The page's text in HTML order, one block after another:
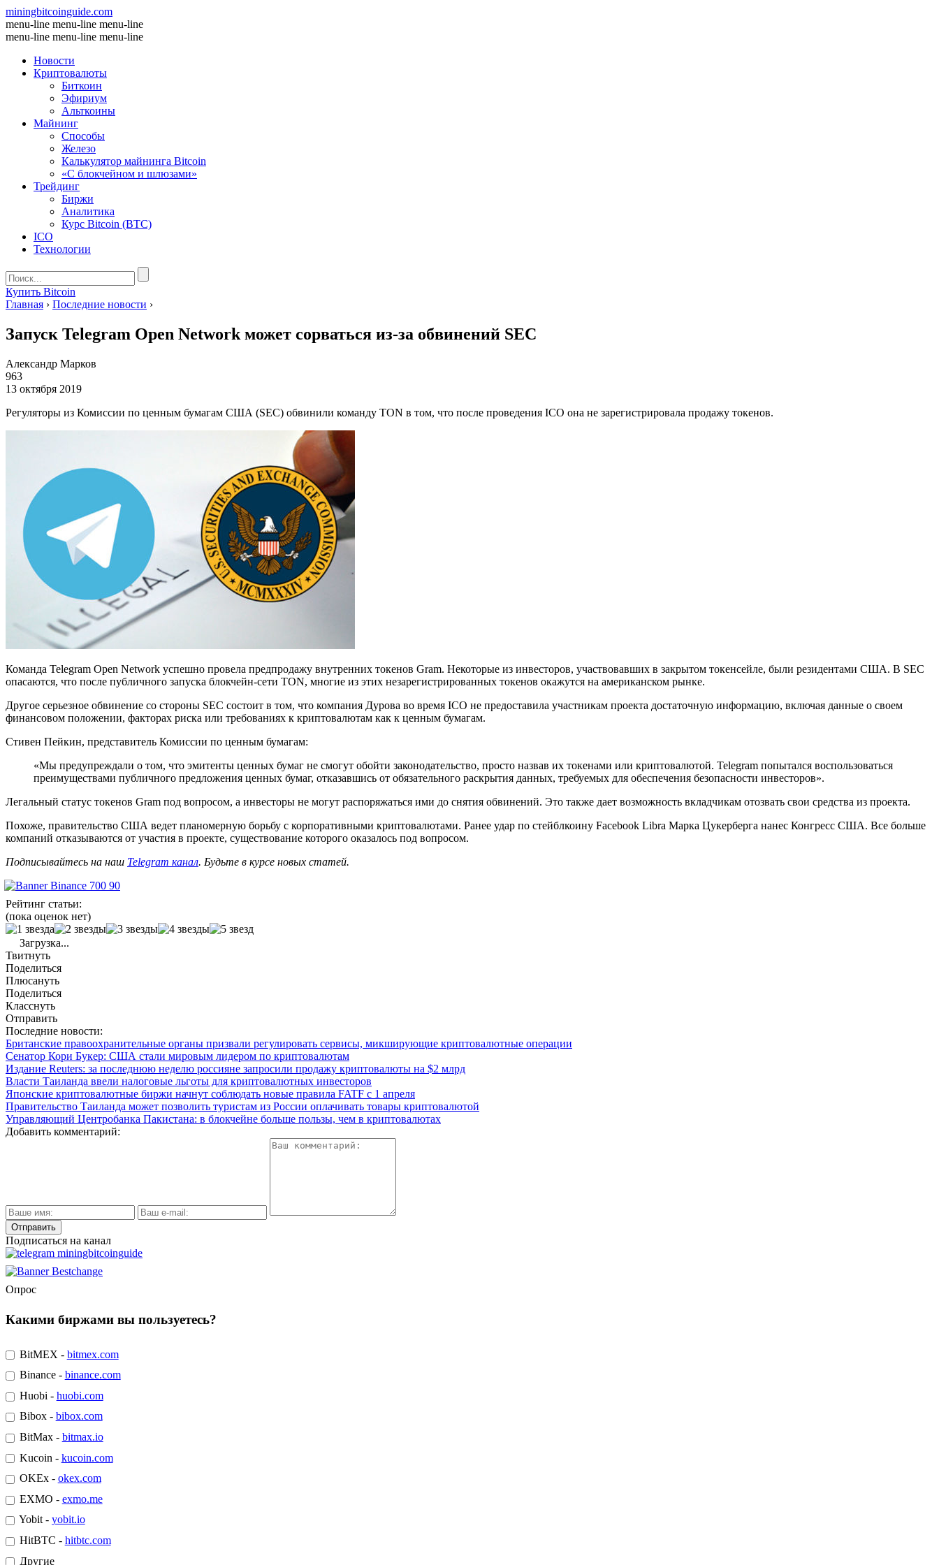
miningbitcoinguide.com
menu-line menu-line menu-line
menu-line menu-line menu-line
Новости
Криптовалюты
Биткоин
Эфириум
Альткоины
Майнинг
Способы
Железо
Калькулятор майнинга Bitcoin
«С блокчейном и шлюзами»
Трейдинг
Биржи
Аналитика
Курс Bitcoin (BTC)
ICO
Технологии
Купить Bitcoin
Главная › Последние новости ›
Запуск Telegram Open Network может сорваться из-за обвинений SEC
Александр Марков
963
13 октября 2019
Регуляторы из Комиссии по ценным бумагам США (SEC) обвинили команду TON в том, что после проведения ICO она не зарегистрировала продажу токенов.
Команда Telegram Open Network успешно провела предпродажу внутренних токенов Gram. Некоторые из инвесторов, участвовавших в закрытом токенсейле, были резидентами США. В SEC
опасаются, что после публичного запуска блокчейн-сети TON, многие из этих незарегистрированных токенов окажутся на американском рынке.
Другое серьезное обвинение со стороны SEC состоит в том, что компания Дурова во время ICO не предоставила участникам проекта достаточную информацию, включая данные о своем
финансовом положении, факторах риска или требованиях к криптовалютам как к ценным бумагам.
Стивен Пейкин, представитель Комиссии по ценным бумагам:
«Мы предупреждали о том, что эмитенты ценных бумаг не смогут обойти законодательство, просто назвав их токенами или криптовалютой. Telegram попытался воспользоваться
преимуществами публичного предложения ценных бумаг, отказавшись от обязательного раскрытия данных, требуемых для обеспечения безопасности инвесторов».
Легальный статус токенов Gram под вопросом, а инвесторы не могут распоряжаться ими до снятия обвинений. Это также дает возможность вкладчикам отозвать свои средства из проекта.
Похоже, правительство США ведет планомерную борьбу с корпоративными криптовалютами. Ранее удар по стейблкоину Facebook Libra Марка Цукерберга нанес Конгресс США. Все больше
компаний отказываются от участия в проекте, существование которого оказалось под вопросом.
Подписывайтесь на наш Telegram канал. Будьте в курсе новых статей.
Рейтинг статьи:
(пока оценок нет)
Загрузка...
Твитнуть
Поделиться
Плюсануть
Поделиться
Класснуть
Отправить
Последние новости:
Британские правоохранительные органы призвали регулировать сервисы, микширующие криптовалютные операции
Сенатор Кори Букер: США стали мировым лидером по криптовалютам
Издание Reuters: за последнюю неделю россияне запросили продажу криптовалюты на $2 млрд
Власти Таиланда ввели налоговые льготы для криптовалютных инвесторов
Японские криптовалютные биржи начнут соблюдать новые правила FATF с 1 апреля
Правительство Таиланда может позволить туристам из России оплачивать товары криптовалютой
Управляющий Центробанка Пакистана: в блокчейне больше пользы, чем в криптовалютах
Добавить комментарий:
Подписаться на канал
Опрос
Какими биржами вы пользуетесь?
BitMEX - bitmex.com
Binance - binance.com
Huobi - huobi.com
Bibox - bibox.com
BitMax - bitmax.io
Kucoin - kucoin.com
OKEx - okex.com
EXMO - exmo.me
Yobit - yobit.io
HitBTC - hitbtc.com
Другие